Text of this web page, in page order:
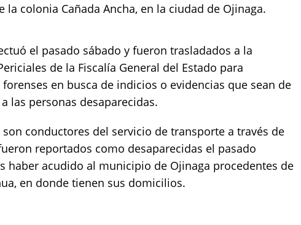
la colonia Cañada Ancha, en la ciudad de Ojinaga.
el pasado sábado y fueron trasladados a la
de la Fiscalía General del Estado para
en busca de indicios o evidencias que sean de
las personas desaparecidas.
son conductores del servicio de transporte a través de
reportados como desaparecidas el pasado
haber acudido al municipio de Ojinaga procedentes de
en donde tienen sus domicilios.